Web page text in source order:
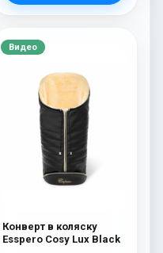
Видео
Конверт в коляску
Esspero Cosy Lux Black